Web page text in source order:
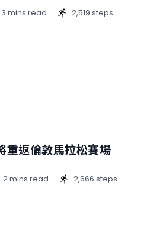
3 mins read 2,519 steps
返倫敦馬拉松賽場
2 mins read 2,666 steps